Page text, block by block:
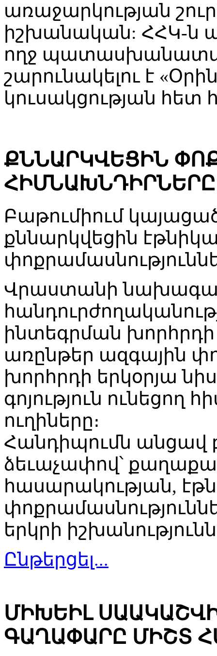
առաջարկության
իշխանական: ՀՀԿ-ն
ողջ
շարունակելու է
կուսակցության հետ
ՔՆՆԱՐԿՎԵՑԻՆ
ՀԻՄՆԱԽՆԴԻՐՆԵՐԸ
Բաթումիում
քննարկվեցին
Վրաստանի
ինտեգրման խորհրդի
առընթեր ազգային
խորհրդի երկօրյա
գոյություն ունեցող
ուղիները։
Հանդիպումն անցավ
ձեւաչափով՝
հասարակության,
երկրի
Ընթերցել...
ՄԻԽԵԻԼ
ԳԱՂԱՓԱՐԸ ՄԻՇՏ